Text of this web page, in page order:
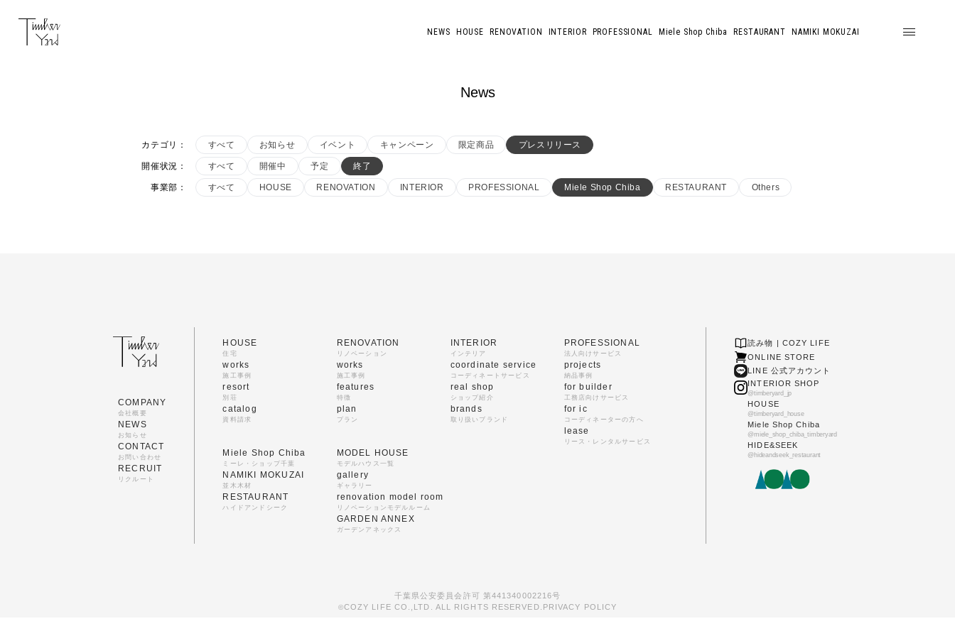
NEWS HOUSE RENOVATION INTERIOR PROFESSIONAL Miele Shop Chiba RESTAURANT NAMIKI MOKUZAI
News
カテゴリ ： すべて お知らせ イベント キャンペーン 限定商品 プレスリリース
開催状況 ： すべて 開催中 予定 終了
事業部 ： すべて HOUSE RENOVATION INTERIOR PROFESSIONAL Miele Shop Chiba RESTAURANT Others
COMPANY
会社概要
NEWS
お知らせ
CONTACT
お問い合わせ
RECRUIT
リクルート
HOUSE
住宅
works
施工事例
resort
別荘
catalog
資料請求
RENOVATION
リノベーション
works
施工事例
features
特徴
plan
プラン
INTERIOR
インテリア
coordinate service
コーディネートサービス
real shop
ショップ紹介
brands
取り扱いブランド
PROFESSIONAL
法人向けサービス
projects
納品事例
for builder
工務店向けサービス
for ic
コーディネーターの方へ
lease
リース・レンタルサービス
Miele Shop Chiba
ミーレ・ショップ千葉
NAMIKI MOKUZAI
並木木材
RESTAURANT
ハイドアンドシーク
MODEL HOUSE
モデルハウス一覧
gallery
ギャラリー
renovation model room
リノベーションモデルルーム
GARDEN ANNEX
ガーデンアネックス
読み物 | COZY LIFE
ONLINE STORE
LINE 公式アカウント
INTERIOR SHOP
@timberyard_jp
HOUSE
@timberyard_house
Miele Shop Chiba
@miele_shop_chiba_timberyard
HIDE&SEEK
@hideandseek_restaurant
千葉県公安委員会許可 第441340002216号
©COZY LIFE CO.,LTD. ALL RIGHTS RESERVED. PRIVACY POLICY